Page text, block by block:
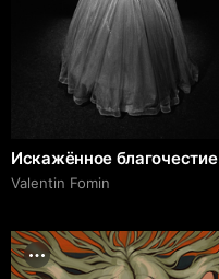
Искажённое благочестие
Valentin Fomin